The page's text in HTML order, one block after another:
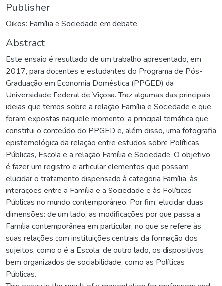
Publisher
Oikos: Família e Sociedade em debate
Abstract
Este ensaio é resultado de um trabalho apresentado, em
2017, para docentes e estudantes do Programa de Pós-
Graduação em Economia Doméstica (PPGED) da
Universidade Federal de Viçosa. Traz algumas das principais
ideias que temos sobre a relação Família e Sociedade e que
foram expostas naquele momento: a principal temática que
constitui o conteúdo do PPGED e, além disso, uma fotografia
epistemológica da relação entre estudos sobre Políticas
Públicas, Escola e a relação Família e Sociedade. O objetivo
é fazer um registro e articular elementos que possam
elucidar o tratamento dispensado à categoria Família, às
interações entre a Família e a Sociedade e às Políticas
Públicas no mundo contemporâneo. Por fim, elucidar duas
dimensões: de um lado, as modificações por que passa a
Família contemporânea em particular, no que se refere às
suas relações com instituições centrais da formação dos
sujeitos, como o é a Escola; de outro lado, os dispositivos
bem organizados de sociabilidade, como as Políticas
Públicas.